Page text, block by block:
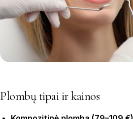
Plombų tipai ir kainos